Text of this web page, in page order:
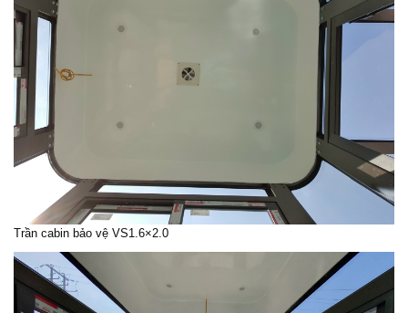
Trần cabin bảo vệ VS1.6×2.0